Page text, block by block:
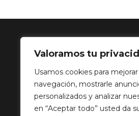
Valoramos tu
Usamos cookies para
navegación, mostrarle
personalizados y analizar
en “Aceptar todo” usted da